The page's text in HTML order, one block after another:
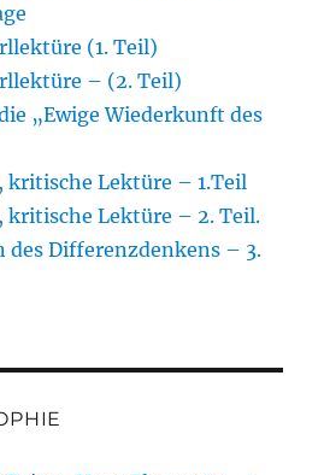
(1. Teil)
– (2. Teil)
„Ewige Wiederkunft des
kritische Lektüre – 1.Teil
kritische Lektüre – 2. Teil.
des Differenzdenkens – 3.